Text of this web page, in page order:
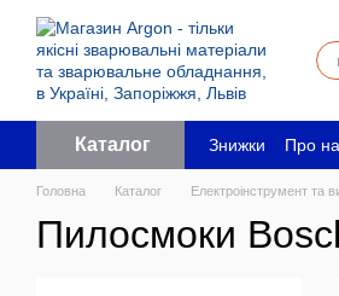
Перейти до основного контенту
Каталог Знижки Про
Угода
Головна Каталог Електроінструмент та
Пилосмоки